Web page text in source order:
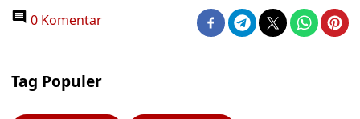
0 Komentar
Tag Populer